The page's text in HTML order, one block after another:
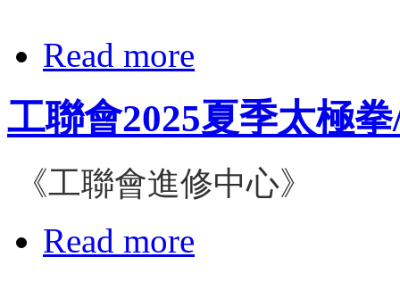
Read more
工聯會2025夏季太極
《工聯會進修中心》
Read more